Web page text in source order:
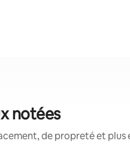
notées
de propreté et plus